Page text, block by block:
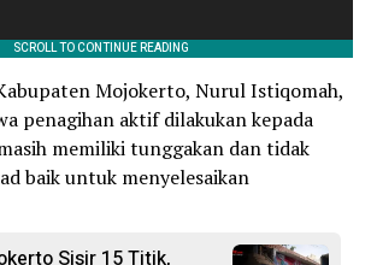
Mojokerto, Nurul Istiqomah,
penagihan aktif dilakukan kepada
memiliki tunggakan dan tidak
baik untuk menyelesaikan
Sisir 15 Titik,